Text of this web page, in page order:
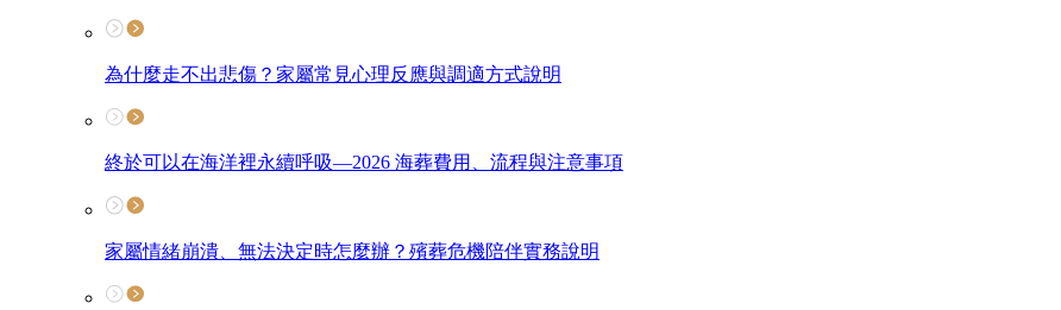
為什麼走不出悲傷？家屬常見心理反應與調適方式說明
終於可以在海洋裡永續呼吸—2026 海葬費用、流程與注意事項
家屬情緒崩潰、無法決定時怎麼辦？殯葬危機陪伴實務說明